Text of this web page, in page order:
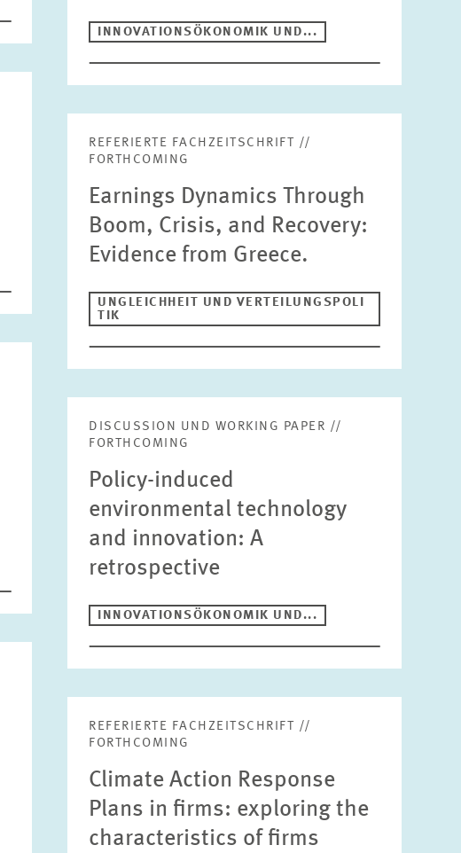
Bereiche
ALTERSVORSORGE UND NACHHALTIGE
ARBEITSMÄRKTE UND SOZIALVERSICHERUNGEN
DIGITALE ÖKONOMIE
INNOVATIONSÖKONOMIK UND
UNTERNEHMENSDYNAMIK
MARKTDESIGN
UMWELT- UND KLIMAÖKONOMIK
UNTERNEHMENSBESTEUERUNG UND ÖFFENTLICHE
STABSSTELLE GESCHÄFTSFÜHRUNG
INTERNATIONALES UND ÖFFENTLICHKEITSARBEIT
ZENTRALE DIENSTLEISTUNGEN
ZURÜCKSETZEN
INNOVATIONSÖKONOMIK UND...
REFERIERTE FACHZEITSCHRIFT //
FORTHCOMING
Earnings Dynamics Through
Boom, Crisis, and Recovery:
Evidence from Greece.
UNGLEICHHEIT UND VERTEILUNGSPOLI
TIK
DISCUSSION UND WORKING PAPER //
FORTHCOMING
Policy-induced
environmental technology
and innovation: A
retrospective
INNOVATIONSÖKONOMIK UND...
REFERIERTE FACHZEITSCHRIFT //
FORTHCOMING
Climate Action Response
Plans in firms: exploring the
characteristics of firms